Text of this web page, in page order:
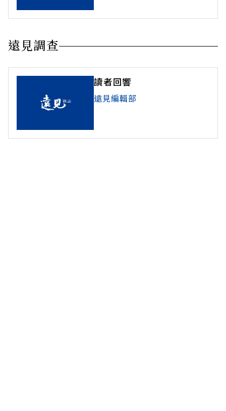
遠見調查
讀者回響
遠見編輯部